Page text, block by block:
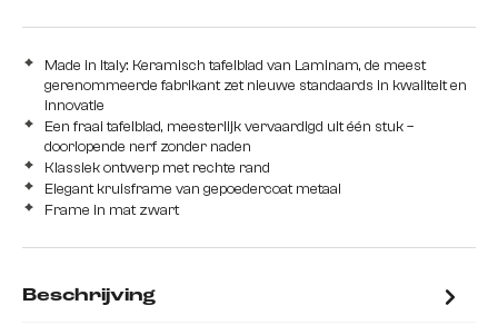
Made in Italy: Keramisch tafelblad van Laminam, de meest
gerenommeerde fabrikant zet nieuwe standaards in kwaliteit en
innovatie
Een fraai tafelblad, meesterlijk vervaardigd uit één stuk –
doorlopende nerf zonder naden
Klassiek ontwerp met rechte rand
Elegant kruisframe van gepoedercoat metaal
Frame in mat zwart
Beschrijving